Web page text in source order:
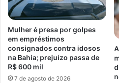
Mulher é presa por golpes
em empréstimos
consignados contra idosos
na Bahia; prejuízo passa de
R$ 600 mil
7 de agosto de 2026